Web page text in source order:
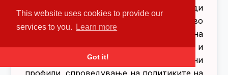
This website uses cookies to provide our
services to you.
Learn more
Got it!
со мобилни уреди за корпоративни уреди
што обезбедува не само следење во
реално време и безбедност на
податоците, туку поддржува и
управување со апликации, работни
профили, спроведување на политиките на